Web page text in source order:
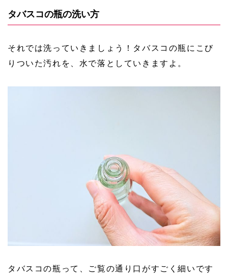
タバスコの瓶の洗い方
それでは洗っていきましょう！タバスコの瓶にこび
りついた汚れを、水で落としていきますよ。
タバスコの瓶って、ご覧の通り口がすごく細いです